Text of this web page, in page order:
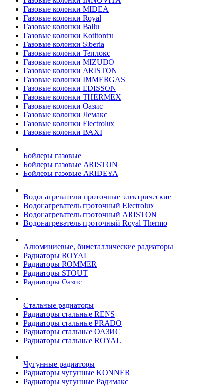
Газовые колонки MIDEA
Газовые колонки Royal
Газовые колонки Ballu
Газовые колонки Kotitonttu
Газовые колонки Siberia
Газовые колонки Теплокс
Газовые колонки MIZUDO
Газовые колонки ARISTON
Газовые колонки IMMERGAS
Газовые колонки EDISSON
Газовые колонки THERMEX
Газовые колонки Оазис
Газовые колонки Лемакс
Газовые колонки Electrolux
Газовые колонки BAXI
Бойлеры газовые
Бойлеры газовые ARISTON
Бойлеры газовые ARIDEYA
Водонагреватели проточные электрические
Водонагреватель проточный Electrolux
Водонагреватель проточный ARISTON
Водонагреватель проточный Royal Thermo
Алюминиевые, биметаллические радиаторы
Радиаторы ROYAL
Радиаторы ROMMER
Радиаторы STOUT
Радиаторы Оазис
Стальные радиаторы
Радиаторы стальные RENS
Радиаторы стальные PRADO
Радиаторы стальные ОАЗИС
Радиаторы стальные ROYAL
Чугунные радиаторы
Радиаторы чугунные KONNER
Радиаторы чугунные Радимакс